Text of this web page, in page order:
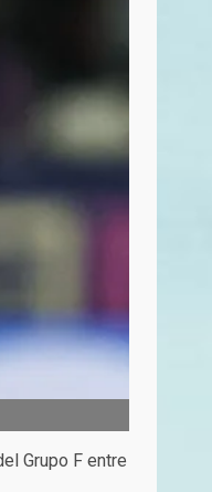
Grupo F entre